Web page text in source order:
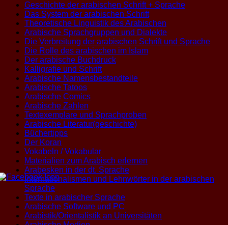
Geschichte der arabischen Schrift + Sprache
Das System der arabischen Schrift
Theoretische Linguistik des Arabischen
Arabische Sprachgruppen und Dialekte
Die Verbreitung der arabischen Schrift und Sprache
Die Rolle des arabischen im Islam
Der arabische Buchdruck
Kalligrafie und Schrift
Arabische Namensbestandteile
Arabische Tatoos
Arabische Comics
Arabische Zahlen
Textexemplare und Sprachproben
Arabische Literatur(geschichte)
Büchertipps
Der Koran
Vokabeln / Vokabular
Materialien zum Arabisch erlernen
Arabesken in der dt. Sprache
Internationalismen und Lehnwörter in der arabischen
Sprache
Texte in arabischer Sprache
Arabische Software und PC
Arabistik/Orientalistik an Universitäten